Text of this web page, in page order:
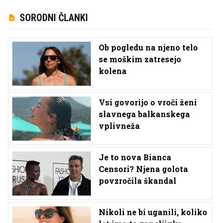
SORODNI ČLANKI
Ob pogledu na njeno telo
se moškim zatresejo
kolena
Vsi govorijo o vroči ženi
slavnega balkanskega
vplivneža
Je to nova Bianca
Censori? Njena golota
povzročila škandal
Nikoli ne bi uganili, koliko